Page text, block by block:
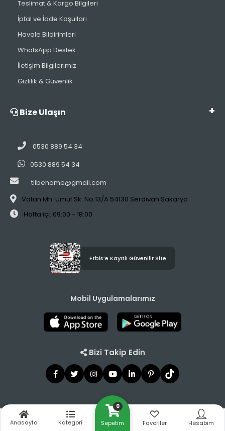
0
Sepetim
Anasayfa Kategori Favoriler Hesabım
Teslimat & Kargo Bilgileri
İptal ve İade Koşulları
Havale Bildirimleri
WhatsApp Destek
İletişim Bilgilerimiz
Gizlilik & Güvenlik
Bize Ulaşın
0530 889 54 34
0530 889 54 34
tilbehome@gmail.com
Vatan Mh. Umut Sk. No:13/A 54130 Serdivan Sakarya
Hafta içi: 09:00 - 18:00
Etbis’e Kayıtlı Güvenilir Site
Mobil Uygulamalarımız
Bizi Takip Edin
© Copyright 2021 - 2026 Tilbe Home